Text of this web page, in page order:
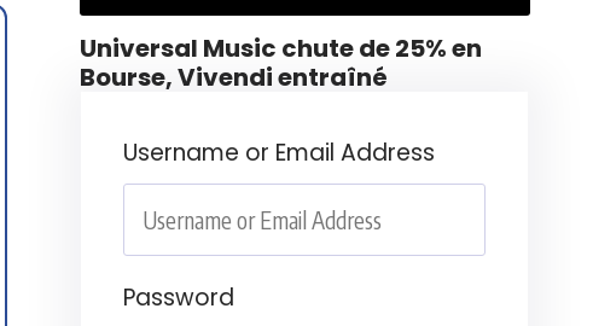
Universal Music chute de 25% en
Bourse, Vivendi entraîné
Username or Email Address
Password